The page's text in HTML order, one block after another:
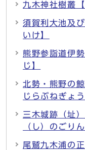
九木神社樹叢
須賀利大池及
いけ】
熊野参詣道伊
じ】
北勢・熊野の
じらぶねぎょう
三木城跡（址
（し）のごり
尾鷲九木浦の